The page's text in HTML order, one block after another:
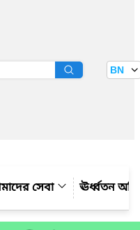
BN
সেবা ঊর্ধ্বতন